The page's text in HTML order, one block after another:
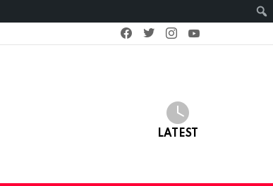
facebooktwitterinstagram
LATEST